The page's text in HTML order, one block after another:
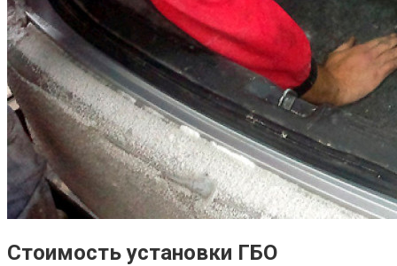
Стоимость установки ГБО